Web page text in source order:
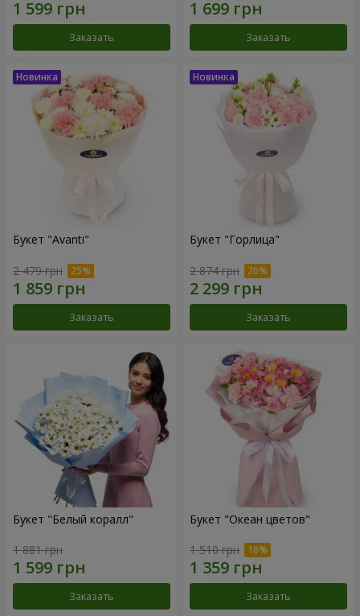
Заказать Заказать
Букет "Avanti"
2 479 грн
Заказать
Букет "Горлица"
2 874 грн
Заказать
Букет "Белый коралл"
1 881 грн
Заказать
Букет "Океан цветов"
1 510 грн
Заказать